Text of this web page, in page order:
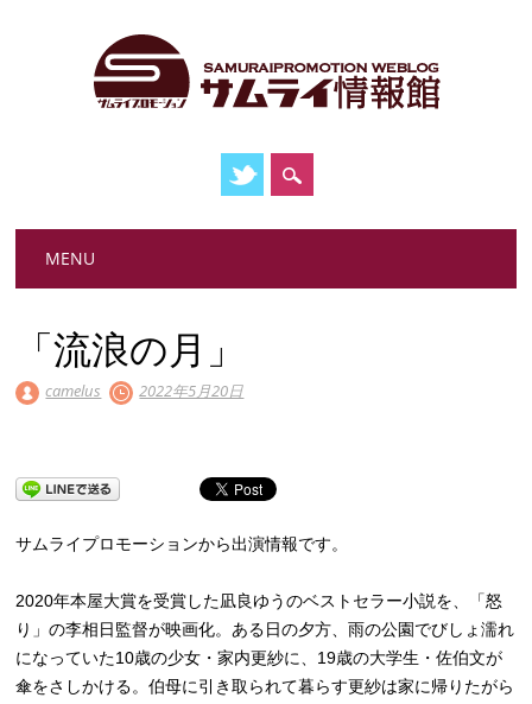
Main menu
MENU
「流浪の月」
camelus 2022年5月20日
サムライプロモーションから出演情報です。
2020年本屋大賞を受賞した凪良ゆうのベストセラー小説を、「怒
り」の李相日監督が映画化。ある日の夕方、雨の公園でびしょ濡れ
になっていた10歳の少女・家内更紗に、19歳の大学生・佐伯文が
傘をさしかける。伯母に引き取られて暮らす更紗は家に帰りたがら